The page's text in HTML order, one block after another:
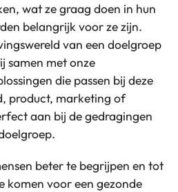
wat ze graag doen in hun
belangrijk voor ze zijn.
van een doelgroep
samen met onze
die passen bij deze
product, marketing of
aan bij de gedragingen
beter te begrijpen en tot
komen voor een gezonde